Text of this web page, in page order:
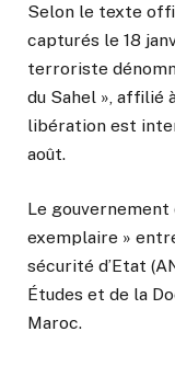
Selon le texte
capturés le 18
terroriste
du Sahel », affilié
libération est
août.
Le gouvernement
exemplaire »
sécurité d’Etat
Études et de la
Maroc.